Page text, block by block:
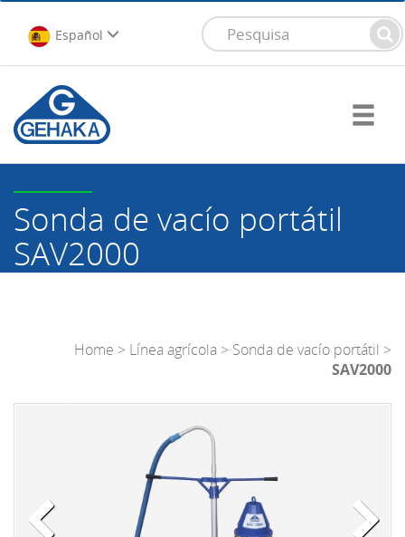
Español
Sonda de vacío portátil
SAV2000
Home > Línea agrícola > Sonda de vacío portátil >
SAV2000